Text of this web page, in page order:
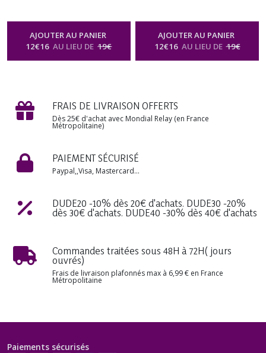
Vaporisateur Relaxation
Bien-être Aromathérapie
Naturel Senteur Gourmande
AJOUTER AU PANIER
12€16 AU LIEU DE 19€
Relaxation Bien-être
Aromathérapie Soin Beauté
Naturel Senteur Gourmande
AJOUTER AU PANIER
12€16 AU LIEU DE 19€
FRAIS DE LIVRAISON OFFERTS
Dès 25€ d'achat avec Mondial Relay (en France
Métropolitaine)
PAIEMENT SÉCURISÉ
Paypal,,Visa, Mastercard...
DUDE20 -10% dès 20€ d'achats. DUDE30 -20%
dès 30€ d'achats. DUDE40 -30% dès 40€ d'achats
Commandes traitées sous 48H à 72H( jours
ouvrés)
Frais de livraison plafonnés max à 6,99 € en France
Métropolitaine
Paiements sécurisés